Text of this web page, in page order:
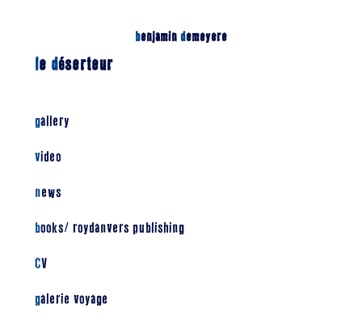
benjamin demeyere
le déserteur
gallery
video
news
books/ roydanvers publishing
CV
galerie voyage